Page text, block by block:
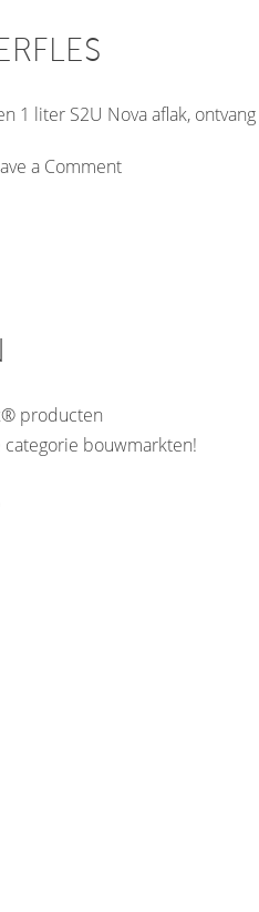
1 liter S2U Nova aflak,
a Commenton
producten
categorie bouwmarkten!